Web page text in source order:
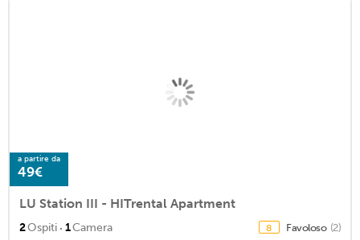
a partire da
49€
LU Station III - HITrental Apartment
2Ospiti · 1Camera 8 Favoloso (2)